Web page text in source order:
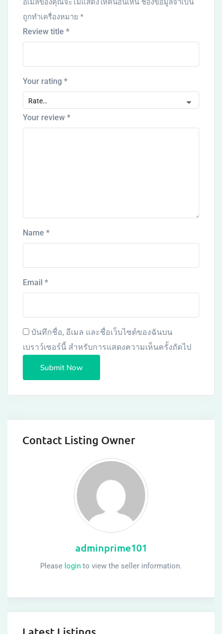
อีเมลของคุณจะไม่แสดงให้คนอื่นเห็น ช่องข้อมูลจำเป็น
ถูกทำเครื่องหมาย *
Review title *
Your rating *
Your review *
Name *
Email *
บันทึกชื่อ, อีเมล และชื่อเว็บไซต์ของฉันบน
เบราว์เซอร์นี้ สำหรับการแสดงความเห็นครั้งถัดไป
Contact Listing Owner
adminprime101
Please login to view the seller information.